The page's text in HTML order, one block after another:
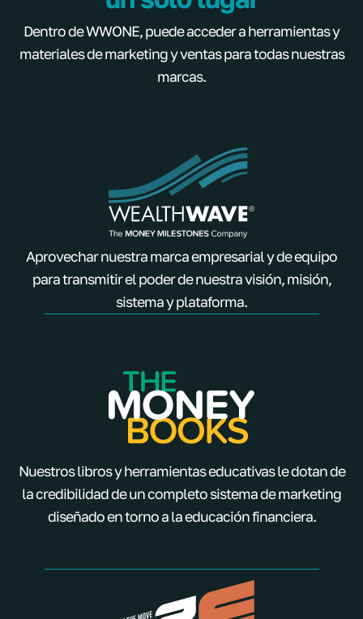
Dentro de WWONE, puede acceder a herramientas y
materiales de marketing y ventas para todas nuestras
marcas.
Aprovechar nuestra marca empresarial y de equipo
para transmitir el poder de nuestra visión, misión,
sistema y plataforma.
Nuestros libros y herramientas educativas le dotan de
la credibilidad de un completo sistema de marketing
diseñado en torno a la educación financiera.